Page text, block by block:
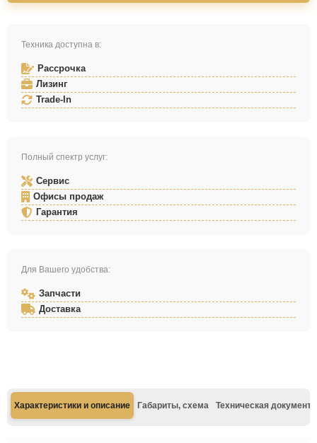
Техника доступна в:
Рассрочка
Лизинг
Trade-In
Полный спектр услуг:
Сервис
Офисы продаж
Гарантия
Для Вашего удобства:
Запчасти
Доставка
Характеристики и описание Габариты, схема Техническая